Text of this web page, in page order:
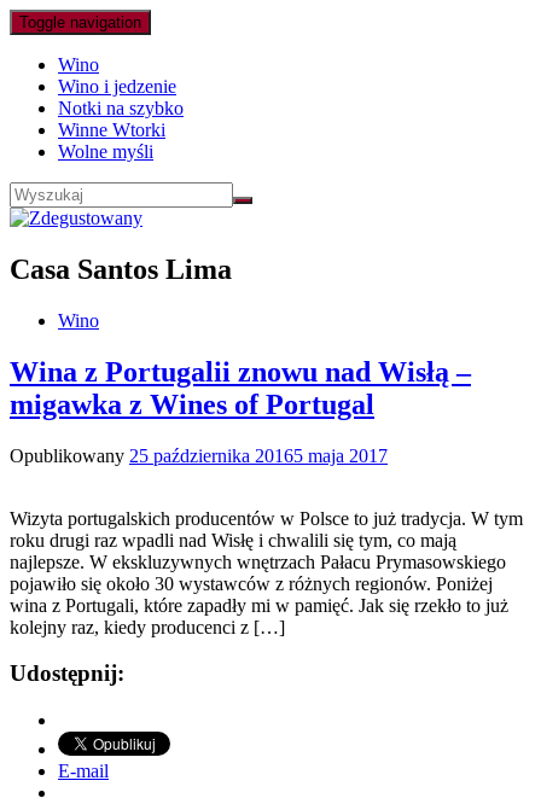
Toggle navigation
Wino
Wino i jedzenie
Notki na szybko
Winne Wtorki
Wolne myśli
Casa Santos Lima
Wino
Wina z Portugalii znowu nad Wisłą –
migawka z Wines of Portugal
Opublikowany 25 października 20165 maja 2017
Wizyta portugalskich producentów w Polsce to już tradycja. W tym
roku drugi raz wpadli nad Wisłę i chwalili się tym, co mają
najlepsze. W ekskluzywnych wnętrzach Pałacu Prymasowskiego
pojawiło się około 30 wystawców z różnych regionów. Poniżej
wina z Portugali, które zapadły mi w pamięć. Jak się rzekło to już
kolejny raz, kiedy producenci z […]
Udostępnij:
E-mail